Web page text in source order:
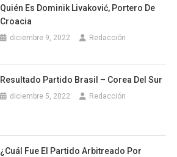
Quién Es Dominik Livaković, Portero De
Croacia
diciembre 9, 2022 Redacción
Resultado Partido Brasil – Corea Del Sur
diciembre 5, 2022 Redacción
¿Cuál Fue El Partido Arbitreado Por